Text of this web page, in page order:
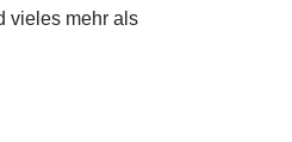
vieles mehr als